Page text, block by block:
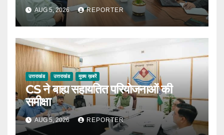
AUG 5, 2026 REPORTER
उत्तराखंड उत्तराखंड मुख्य ख़बरें
CS ने बाह्य सहायतित परियोजनाओं की
समीक्षा
AUG 5, 2026 REPORTER